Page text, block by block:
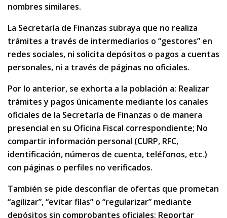
nombres similares.
La Secretaría de Finanzas subraya que no realiza
trámites a través de intermediarios o “gestores” en
redes sociales, ni solicita depósitos o pagos a cuentas
personales, ni a través de páginas no oficiales.
Por lo anterior, se exhorta a la población a: Realizar
trámites y pagos únicamente mediante los canales
oficiales de la Secretaría de Finanzas o de manera
presencial en su Oficina Fiscal correspondiente; No
compartir información personal (CURP, RFC,
identificación, números de cuenta, teléfonos, etc.)
con páginas o perfiles no verificados.
También se pide desconfiar de ofertas que prometan
“agilizar”, “evitar filas” o “regularizar” mediante
depósitos sin comprobantes oficiales; Reportar